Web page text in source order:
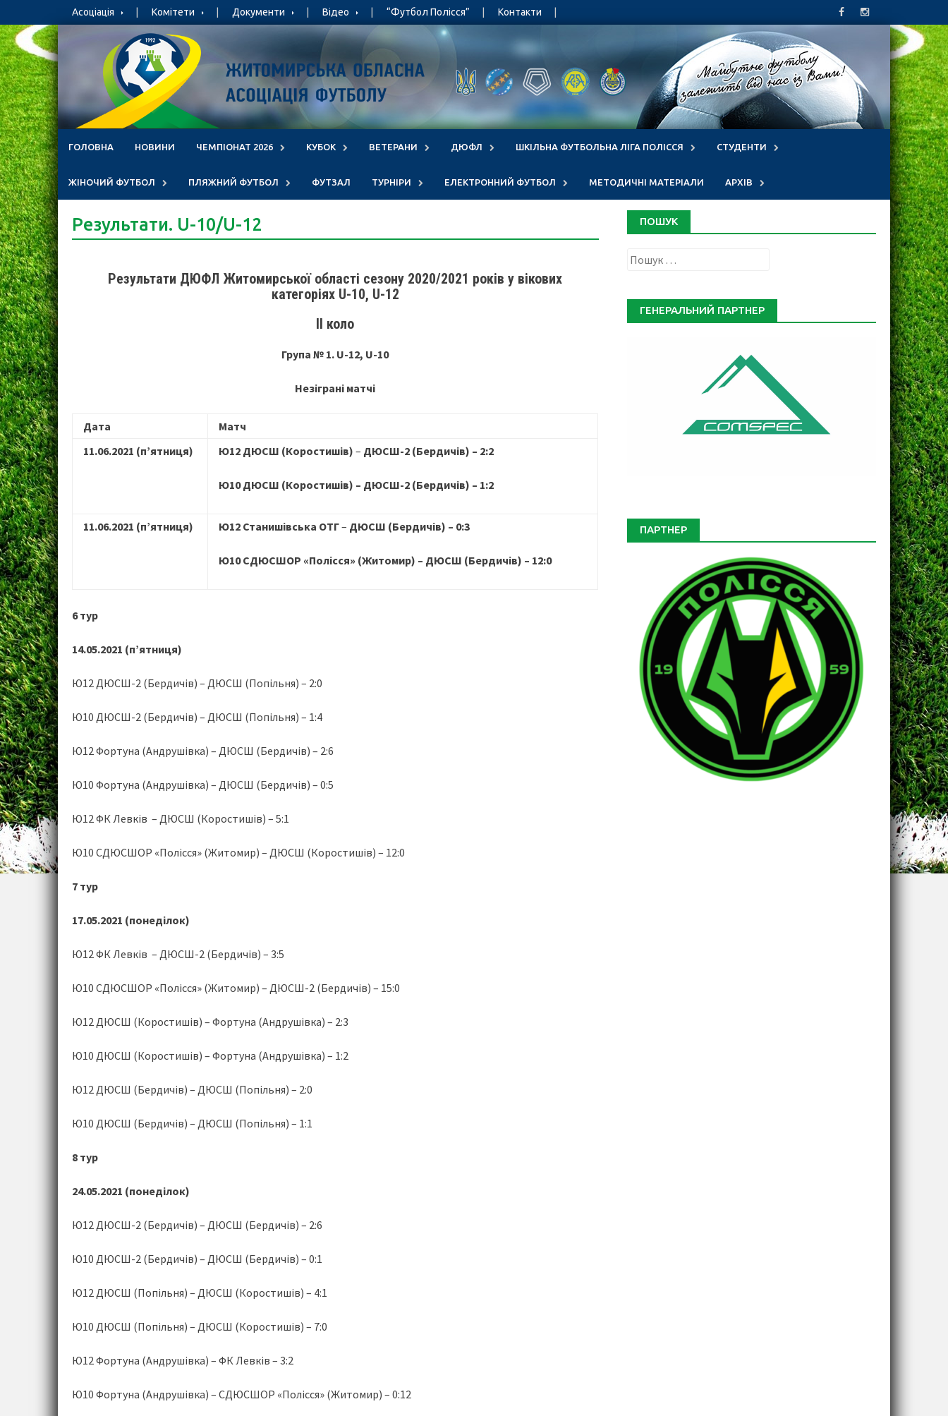
to
content
Асоціація Комітети Документи Відео “Футбол Полісся” Контакти
ГОЛОВНА НОВИНИ ЧЕМПІОНАТ 2026 КУБОК ВЕТЕРАНИ ДЮФЛ ШКІЛЬНА ФУТБОЛЬНА ЛІГА ПОЛІССЯ СТУДЕНТИ
ЖІНОЧИЙ ФУТБОЛ ПЛЯЖНИЙ ФУТБОЛ ФУТЗАЛ ТУРНІРИ ЕЛЕКТРОННИЙ ФУТБОЛ МЕТОДИЧНІ МАТЕРІАЛИ АРХІВ
Результати. U-10/U-12
Результати ДЮФЛ Житомирської області сезону 2020/2021 роківу вікових
категоріях U-10, U-12
ІІ коло
Група № 1. U-12, U-10
Незіграні матчі
Дата
Матч
11.06.2021 (п’ятниця) Ю12 ДЮСШ (Коростишів) – ДЮСШ-2 (Бердичів) – 2:2
Ю10 ДЮСШ (Коростишів) – ДЮСШ-2 (Бердичів) – 1:2
11.06.2021 (п’ятниця) Ю12 Станишівська ОТГ– ДЮСШ (Бердичів) – 0:3
Ю10 СДЮСШОР «Полісся» (Житомир) – ДЮСШ (Бердичів) – 12:0
6 тур
14.05.2021 (п’ятниця)
Ю12 ДЮСШ-2 (Бердичів) – ДЮСШ (Попільня) – 2:0
Ю10 ДЮСШ-2 (Бердичів) – ДЮСШ (Попільня) – 1:4
Ю12 Фортуна (Андрушівка) – ДЮСШ (Бердичів) – 2:6
Ю10 Фортуна (Андрушівка) – ДЮСШ (Бердичів) – 0:5
Ю12 ФК Левків – ДЮСШ (Коростишів) – 5:1
Ю10 СДЮСШОР «Полісся» (Житомир) – ДЮСШ (Коростишів) – 12:0
7 тур
17.05.2021 (понеділок)
Ю12 ФК Левків – ДЮСШ-2 (Бердичів) – 3:5
Ю10 СДЮСШОР «Полісся» (Житомир) – ДЮСШ-2 (Бердичів) – 15:0
Ю12 ДЮСШ (Коростишів) – Фортуна (Андрушівка) – 2:3
Ю10 ДЮСШ (Коростишів) – Фортуна (Андрушівка) – 1:2
Ю12 ДЮСШ (Бердичів) – ДЮСШ (Попільня) – 2:0
Ю10 ДЮСШ (Бердичів) – ДЮСШ (Попільня) – 1:1
8 тур
24.05.2021 (понеділок)
Ю12 ДЮСШ-2 (Бердичів) – ДЮСШ (Бердичів) – 2:6
Ю10 ДЮСШ-2 (Бердичів) – ДЮСШ (Бердичів) – 0:1
Ю12 ДЮСШ (Попільня) – ДЮСШ (Коростишів) – 4:1
Ю10 ДЮСШ (Попільня) – ДЮСШ (Коростишів) – 7:0
Ю12 Фортуна (Андрушівка) – ФК Левків – 3:2
Ю10 Фортуна (Андрушівка) – СДЮСШОР «Полісся» (Житомир) – 0:12
ПОШУК
Пошук:
ГЕНЕРАЛЬНИЙ ПАРТНЕР
ПАРТНЕР